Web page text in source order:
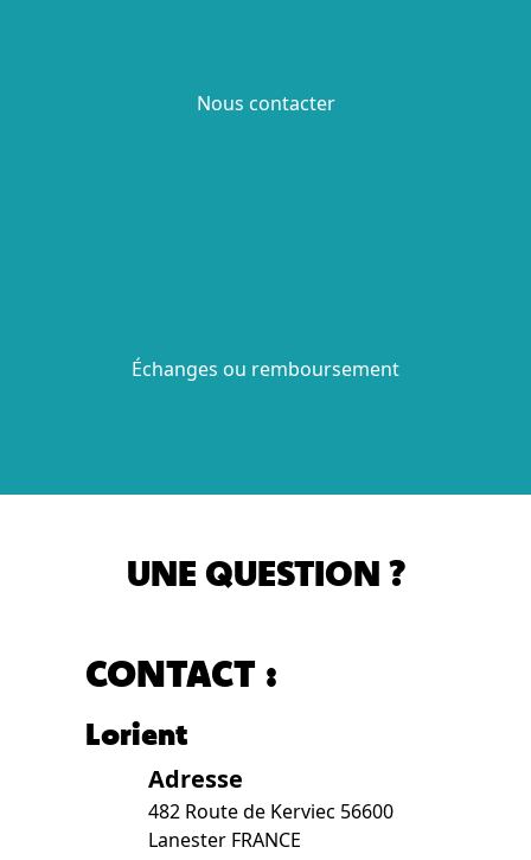
Nous contacter
Échanges ou remboursement
UNE QUESTION ?
CONTACT :
Lorient
Adresse
482 Route de Kerviec 56600
Lanester FRANCE